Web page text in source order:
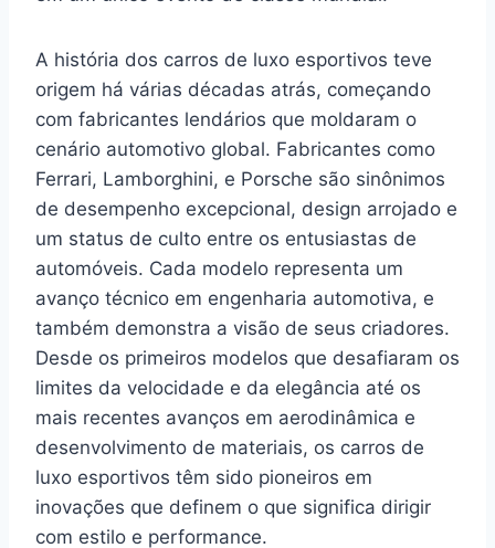
A história dos carros de luxo esportivos teve
origem há várias décadas atrás, começando
com fabricantes lendários que moldaram o
cenário automotivo global. Fabricantes como
Ferrari, Lamborghini, e Porsche são sinônimos
de desempenho excepcional, design arrojado e
um status de culto entre os entusiastas de
automóveis. Cada modelo representa um
avanço técnico em engenharia automotiva, e
também demonstra a visão de seus criadores.
Desde os primeiros modelos que desafiaram os
limites da velocidade e da elegância até os
mais recentes avanços em aerodinâmica e
desenvolvimento de materiais, os carros de
luxo esportivos têm sido pioneiros em
inovações que definem o que significa dirigir
com estilo e performance.